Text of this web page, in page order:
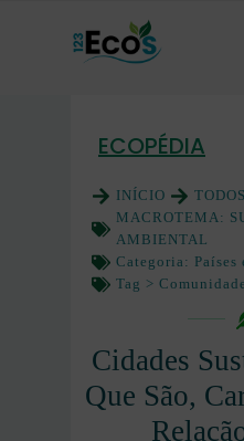
ECOPÉDIA
INÍCIO
MACROTEMA:
AMBIENTAL
Categoria: Países
Tag >
Cidades
Que São,